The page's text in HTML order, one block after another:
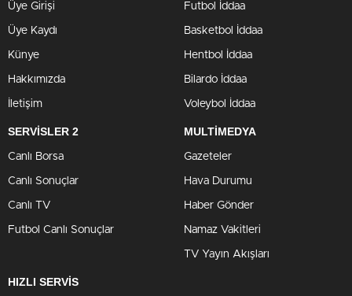
Üye Girişi
Üye Kaydı
Künye
Hakkımızda
İletişim
Futbol İddaa
Basketbol İddaa
Hentbol İddaa
Bilardo İddaa
Voleybol İddaa
SERVİSLER 2
Canlı Borsa
Canlı Sonuçlar
Canlı TV
Futbol Canlı Sonuçlar
MULTİMEDYA
Gazeteler
Hava Durumu
Haber Gönder
Namaz Vakitleri
TV Yayın Akışları
HIZLI SERVİS